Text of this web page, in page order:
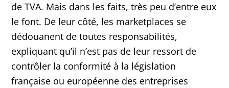
de TVA. Mais dans les faits, très peu d’entre eux
le font. De leur côté, les marketplaces se
dédouanent de toutes responsabilités,
expliquant qu’il n’est pas de leur ressort de
contrôler la conformité à la législation
française ou européenne des entreprises